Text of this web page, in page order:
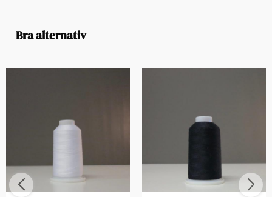
Bra alternativ